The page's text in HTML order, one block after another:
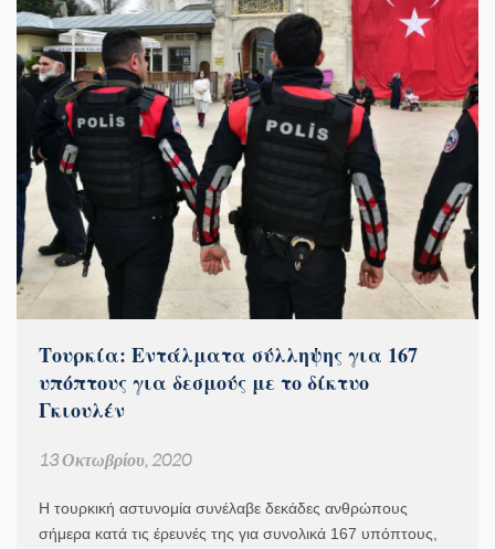
Τουρκία: Εντάλματα σύλληψης για 167
υπόπτους για δεσμούς με το δίκτυο
Γκιουλέν
13 Οκτωβρίου, 2020
Η τουρκική αστυνομία συνέλαβε δεκάδες ανθρώπους
σήμερα κατά τις έρευνές της για συνολικά 167 υπόπτους,